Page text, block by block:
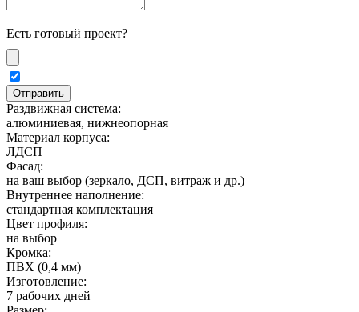
Есть готовый проект?
Раздвижная система:
алюминиевая, нижнеопорная
Материал корпуса:
ЛДСП
Фасад:
на ваш выбор (зеркало, ДСП, витраж и др.)
Внутреннее наполнение:
стандартная комплектация
Цвет профиля:
на выбор
Кромка:
ПВХ (0,4 мм)
Изготовление:
7 рабочих дней